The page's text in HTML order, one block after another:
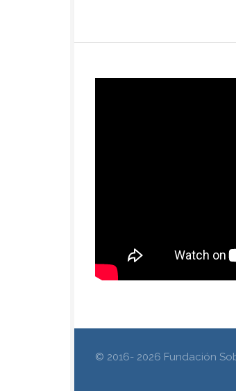
© 2016- 2026 Fundación